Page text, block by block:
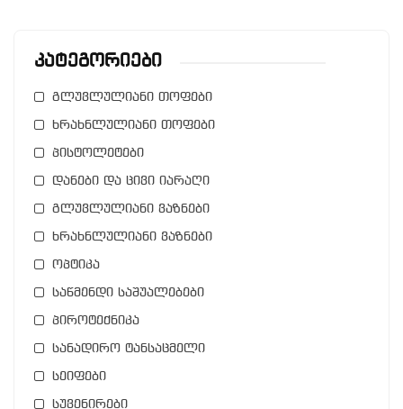
Კატეგორიები
გლუვლულიანი თოფები
ხრახნლულიანი თოფები
პისტოლეტები
დანები და ცივი იარაღი
გლუვლულიანი ვაზნები
ხრახნლულიანი ვაზნები
ოპტიკა
საწმენდი საშუალებები
პიროტექნიკა
სანადირო ტანსაცმელი
სეიფები
სუვენირები